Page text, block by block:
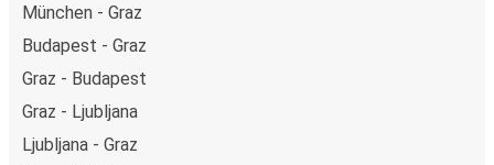
München - Graz
Budapest - Graz
Graz - Budapest
Graz - Ljubljana
Ljubljana - Graz